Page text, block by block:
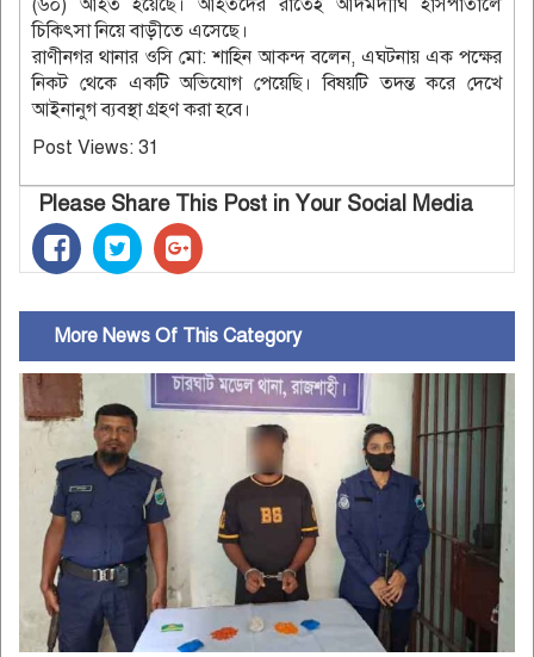
(৬০) আহত হয়েছে। আহতদের রাতেই আদমদীঘি হাসপাতালে
চিকিৎসা নিয়ে বাড়ীতে এসেছে।
রাণীনগর থানার ওসি মো: শাহিন আকন্দ বলেন, এঘটনায় এক পক্ষের
নিকট থেকে একটি অভিযোগ পেয়েছি। বিষয়টি তদন্ত করে দেখে
আইনানুগ ব্যবস্থা গ্রহণ করা হবে।
Post Views: 31
Please Share This Post in Your Social Media
More News Of This Category